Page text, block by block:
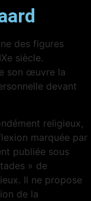
des figures
siècle.
son œuvre la
devant
religieux,
marquée par
publiée sous
» de
Il ne propose
de la